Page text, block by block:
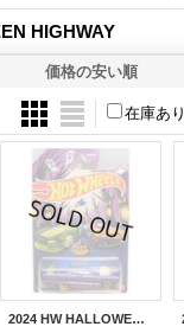
HIGHWAY
価格の安い順
在庫あり
2024 HW HALLOWEEN 【'64 CHEVY IMPALA】PURPLE/SKULL WHEELS(予約不可）